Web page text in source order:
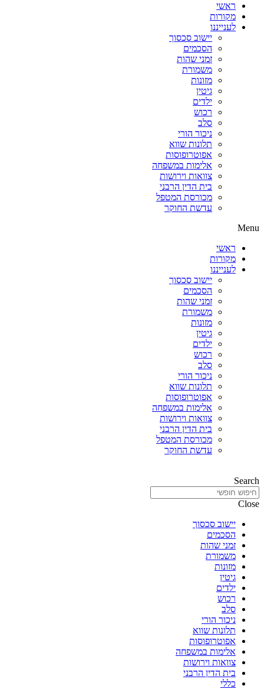
ראשי
מקורות
לענייננו
יישוב סכסוך
הסכמים
זמני שהות
משמורת
מזונות
גיטין
ילדים
רכוש
סלב
ניכור הורי
תלונות שווא
אפוטרופוסות
אלימות במשפחה
צוואות וירושות
בית הדין הרבני
מכורסת המטפל
עדשת החוקר
Menu
ראשי
מקורות
לענייננו
יישוב סכסוך
הסכמים
זמני שהות
משמורת
מזונות
גיטין
ילדים
רכוש
סלב
ניכור הורי
תלונות שווא
אפוטרופוסות
אלימות במשפחה
צוואות וירושות
בית הדין הרבני
מכורסת המטפל
עדשת החוקר
Search
Close
יישוב סכסוך
הסכמים
זמני שהות
משמורת
מזונות
גיטין
ילדים
רכוש
סלב
ניכור הורי
תלונות שווא
אפוטרופוסות
אלימות במשפחה
צוואות וירושות
בית הדין הרבני
כללי